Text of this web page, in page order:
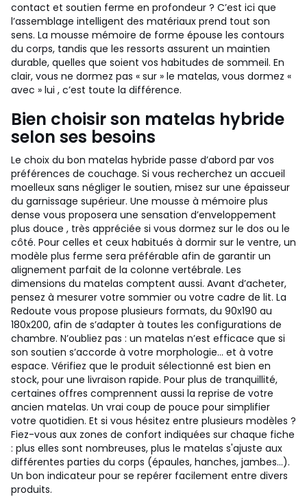
contact et soutien ferme en profondeur ? C’est ici que
l’assemblage intelligent des matériaux prend tout son
sens. La mousse mémoire de forme épouse les contours
du corps, tandis que les ressorts assurent un maintien
durable, quelles que soient vos habitudes de sommeil. En
clair, vous ne dormez pas « sur » le matelas, vous dormez «
avec » lui , c’est toute la différence.
Bien choisir son matelas hybride
selon ses besoins
Le choix du bon matelas hybride passe d’abord par vos
préférences de couchage. Si vous recherchez un accueil
moelleux sans négliger le soutien, misez sur une épaisseur
du garnissage supérieur. Une mousse à mémoire plus
dense vous proposera une sensation d’enveloppement
plus douce , très appréciée si vous dormez sur le dos ou le
côté. Pour celles et ceux habitués à dormir sur le ventre, un
modèle plus ferme sera préférable afin de garantir un
alignement parfait de la colonne vertébrale. Les
dimensions du matelas comptent aussi. Avant d’acheter,
pensez à mesurer votre sommier ou votre cadre de lit. La
Redoute vous propose plusieurs formats, du 90x190 au
180x200, afin de s’adapter à toutes les configurations de
chambre. N’oubliez pas : un matelas n’est efficace que si
son soutien s’accorde à votre morphologie… et à votre
espace. Vérifiez que le produit sélectionné est bien en
stock, pour une livraison rapide. Pour plus de tranquillité,
certaines offres comprennent aussi la reprise de votre
ancien matelas. Un vrai coup de pouce pour simplifier
votre quotidien. Et si vous hésitez entre plusieurs modèles ?
Fiez-vous aux zones de confort indiquées sur chaque fiche
: plus elles sont nombreuses, plus le matelas s'ajuste aux
différentes parties du corps (épaules, hanches, jambes…).
Un bon indicateur pour se repérer facilement entre divers
produits.